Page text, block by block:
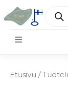
Etusivu /